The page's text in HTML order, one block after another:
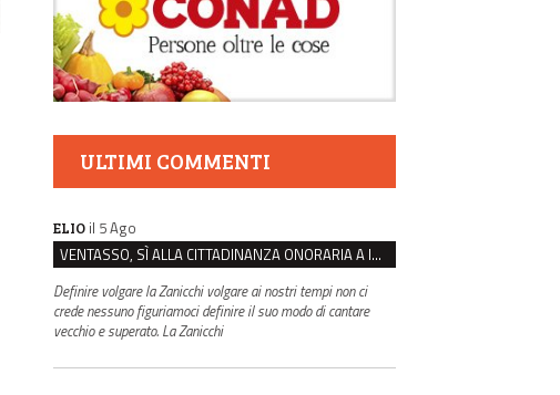
ULTIMI COMMENTI
ELIO il 5 Ago
VENTASSO, SÌ ALLA CITTADINANZA ONORARIA A IVA ZANICCHI. MA BARGIACCHI: “È DI PESSIMO GUSTO”
Definire volgare la Zanicchi volgare ai nostri tempi non ci
crede nessuno figuriamoci definire il suo modo di cantare
vecchio e superato. La Zanicchi